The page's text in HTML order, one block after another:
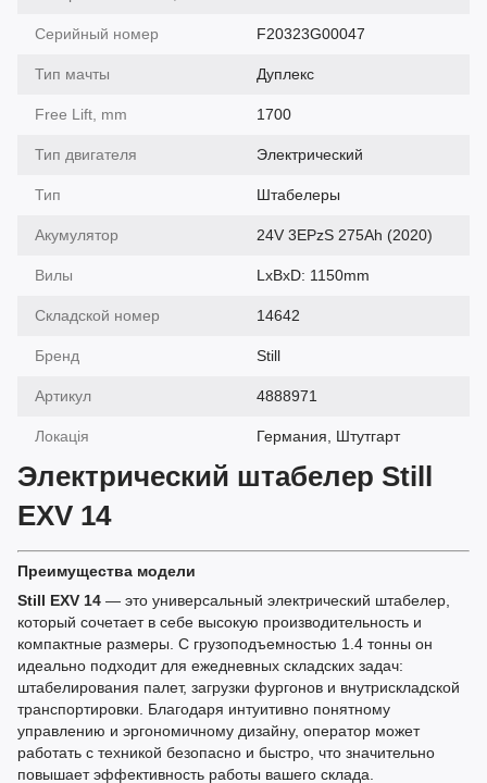
Серийный номер F20323G00047
Тип мачты Дуплекс
Free Lift, mm 1700
Тип двигателя Электрический
Тип Штабелеры
Акумулятор 24V 3EPzS 275Ah (2020)
Вилы LxBxD: 1150mm
Складской номер 14642
Бренд Still
Артикул 4888971
Локація Германия, Штутгарт
Электрический штабелер Still
EXV 14
Преимущества модели
Still EXV 14 — это универсальный электрический штабелер,
который сочетает в себе высокую производительность и
компактные размеры. С грузоподъемностью 1.4 тонны он
идеально подходит для ежедневных складских задач:
штабелирования палет, загрузки фургонов и внутрискладской
транспортировки. Благодаря интуитивно понятному
управлению и эргономичному дизайну, оператор может
работать с техникой безопасно и быстро, что значительно
повышает эффективность работы вашего склада.